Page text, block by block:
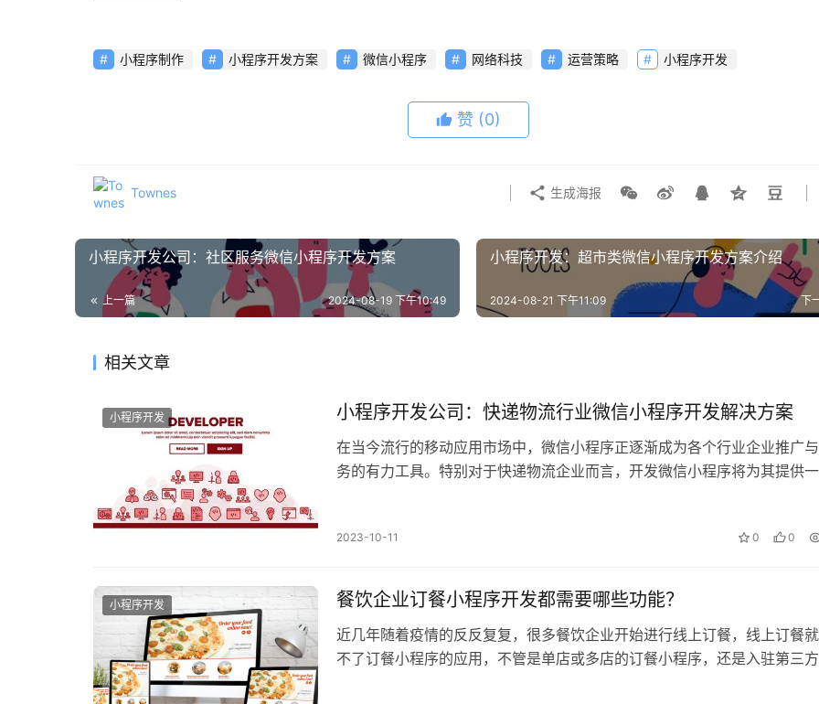
小程序制作 小程序开发方案 微信小程序 网络科技 运营策略 小程序开发
赞 (0)
Townes 生成海报
小程序开发公司：社区服务微信小程序开发方案
上一篇 2024-08-19 下午10:49
小程序开发：超市类微信小程序开发方案介绍
下
2024-08-21 下午11:09
相关文章
小程序开发 小程序开发公司：快递物流行业微信小程序开发解决方案
在当今流行的移动应用市场中，微信小程序正逐渐成为各个行业企业推广
务的有力工具。特别对于快递物流企业而言，开发微信小程序将为其提供一
2023-10-11 0 0
小程序开发 餐饮企业订餐小程序开发都需要哪些功能？
近几年随着疫情的反反复复，很多餐饮企业开始进行线上订餐，线上订餐
不了订餐小程序的应用，不管是单店或多店的订餐小程序，还是入驻第三方